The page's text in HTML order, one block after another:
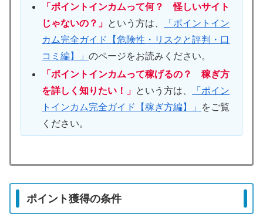
「ポイントインカムって何？ 怪しいサイト
じゃないの？」 という方は、
「ポイントイン
カム完全ガイド【危険性・リスクと評判・口
コミ編】」のページをお読みください。
「ポイントインカムって稼げるの？ 稼ぎ方
を詳しく知りたい！」 という方は、
「ポイン
トインカム完全ガイド【稼ぎ方編】」
をご覧
ください。
ポイント獲得の条件